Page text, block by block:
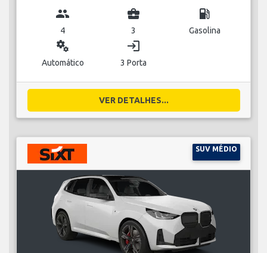
group
4
business_center
3
local_gas_station
Gasolina
miscellaneous_services
Automático
login
3 Porta
VER DETALHES...
SUV MÉDIO